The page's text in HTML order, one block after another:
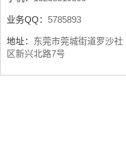
业务QQ： 5785893
地址： 东莞市莞城街道罗沙社
区新兴北路7号